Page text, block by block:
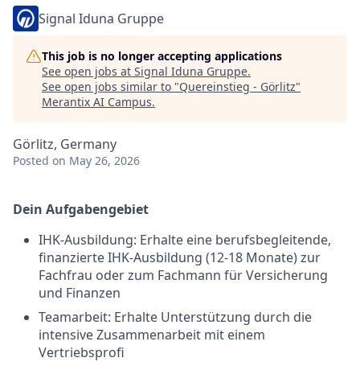
Signal Iduna Gruppe
This job is no longer accepting applications
See open jobs at Signal Iduna Gruppe.
See open jobs similar to "Quereinstieg - Görlitz"
Merantix AI Campus.
Görlitz, Germany
Posted on May 26, 2026
Dein Aufgabengebiet
IHK-Ausbildung: Erhalte eine berufsbegleitende,
finanzierte IHK-Ausbildung (12-18 Monate) zur
Fachfrau oder zum Fachmann für Versicherung
und Finanzen
Teamarbeit: Erhalte Unterstützung durch die
intensive Zusammenarbeit mit einem
Vertriebsprofi